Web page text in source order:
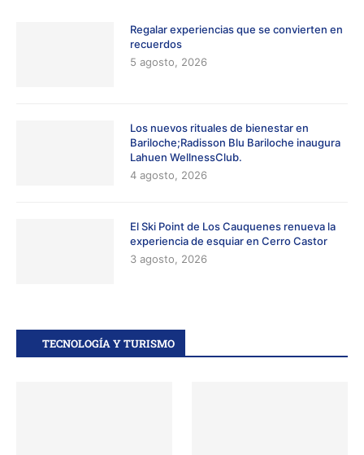
Regalar experiencias que se convierten en
recuerdos
5 agosto, 2026
Los nuevos rituales de bienestar en
Bariloche;Radisson Blu Bariloche inaugura
Lahuen WellnessClub.
4 agosto, 2026
El Ski Point de Los Cauquenes renueva la
experiencia de esquiar en Cerro Castor
3 agosto, 2026
TECNOLOGÍA Y TURISMO